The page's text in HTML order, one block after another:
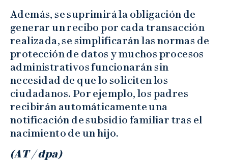
Además, se suprimirá la obligación de
generar un recibo por cada transacción
realizada, se simplificarán las normas de
protección de datos y muchos procesos
administrativos funcionarán sin
necesidad de que lo soliciten los
ciudadanos. Por ejemplo, los padres
recibirán automáticamente una
notificación de subsidio familiar tras el
nacimiento de un hijo.
(AT / dpa)